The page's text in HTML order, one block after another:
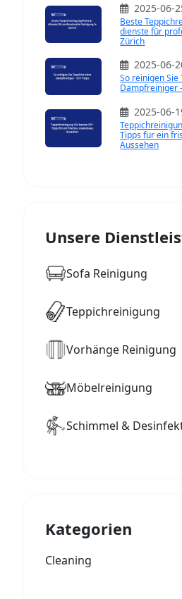
2025-06-
Beste
dienste für
Zürich
2025-06-
So reinigen Sie
Dampfreiniger
2025-06-
Tipps für ein
Aussehen
Unsere
Sofa Reinigung
Teppichreinigung
Vorhänge Reinigung
Möbelreinigung
Schimmel &
Kategorien
Cleaning